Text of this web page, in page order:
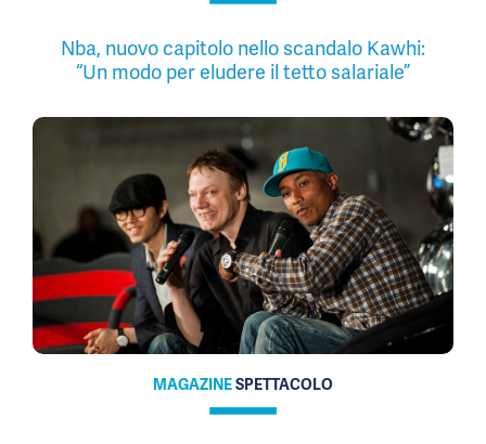
Nba, nuovo capitolo nello scandalo Kawhi:
“Un modo per eludere il tetto salariale”
MAGAZINESPETTACOLO